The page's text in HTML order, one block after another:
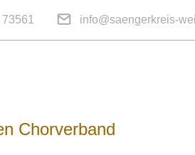
info@saengerkreis-
Chorverband